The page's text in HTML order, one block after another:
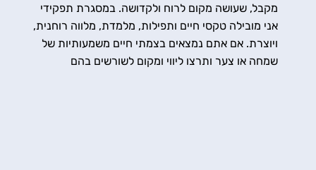
מקבל, שעושה מקום לרוח ולקדושה. במסגרת תפקידי
אני מובילה טקסי חיים ותפילות, מלמדת, מלווה רוחנית,
ויוצרת. אם אתם נמצאים בצמתי חיים משמעותיות של
שמחה או צער ותרצו ליווי ומקום לשורשים בהם